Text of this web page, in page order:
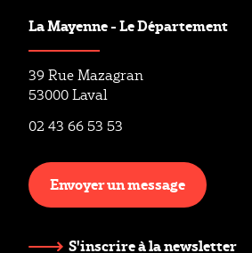
La Mayenne - Le Département
39 Rue Mazagran
53000 Laval
02 43 66 53 53
Envoyer un message
S'inscrire à la newsletter